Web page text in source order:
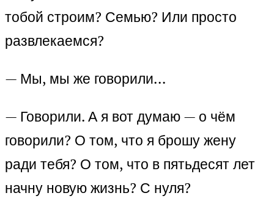
тобой строим? Семью? Или просто
развлекаемся?
— Мы, мы же говорили…
— Говорили. А я вот думаю — о чём
говорили? О том, что я брошу жену
ради тебя? О том, что в пятьдесят лет
начну новую жизнь? С нуля?